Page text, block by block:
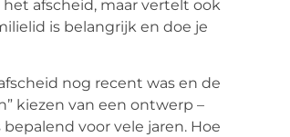
afscheid, maar vertelt ook
is belangrijk en doe je
nog recent was en de
kiezen van een ontwerp –
voor vele jaren. Hoe